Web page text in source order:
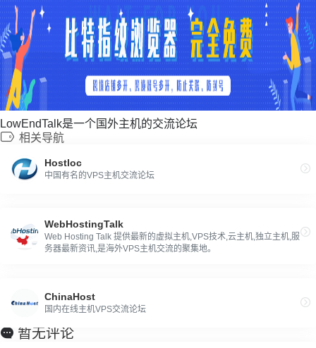
LowEndTalk是一个国外主机的交流论坛
相关导航
Hostloc
中国有名的VPS主机交流论坛
WebHostingTalk
Web Hosting Talk 提供最新的虚拟主机,VPS技术,云主机,独立主机,服
务器最新资讯,是海外VPS主机交流的聚集地。
ChinaHost
国内在线主机VPS交流论坛
暂无评论